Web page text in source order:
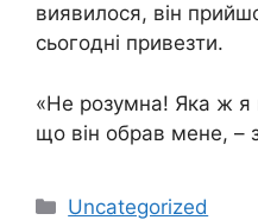
виявилося, він
сьогодні привезти.
«Не розумна! Яка ж я
що він обрав мене, –
Категорії
Uncategorized